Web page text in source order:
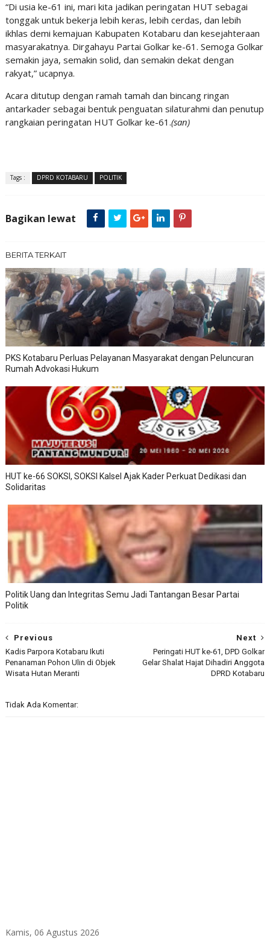
“Di usia ke-61 ini, mari kita jadikan peringatan HUT sebagai
tonggak untuk bekerja lebih keras, lebih cerdas, dan lebih
ikhlas demi kemajuan Kabupaten Kotabaru dan kesejahteraan
masyarakatnya. Dirgahayu Partai Golkar ke-61. Semoga Golkar
semakin jaya, semakin solid, dan semakin dekat dengan
rakyat,” ucapnya.
Acara ditutup dengan ramah tamah dan bincang ringan
antarkader sebagai bentuk penguatan silaturahmi dan penutup
rangkaian peringatan HUT Golkar ke-61.(san)
Tags : DPRD KOTABARU POLITIK
Bagikan lewat
BERITA TERKAIT
PKS Kotabaru Perluas Pelayanan Masyarakat dengan Peluncuran
Rumah Advokasi Hukum
HUT ke-66 SOKSI, SOKSI Kalsel Ajak Kader Perkuat Dedikasi dan
Solidaritas
Politik Uang dan Integritas Semu Jadi Tantangan Besar Partai
Politik
Next
Peringati HUT ke-61, DPD Golkar
Gelar Shalat Hajat Dihadiri Anggota
DPRD Kotabaru
Previous
Kadis Parpora Kotabaru Ikuti
Penanaman Pohon Ulin di Objek
Wisata Hutan Meranti
Tidak Ada Komentar:
Kamis, 06 Agustus 2026